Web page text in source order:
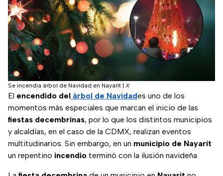
Se incendia árbol de Navidad en Nayarit X
El encendido del árbol de Navidades uno de los
momentos más especiales que marcan el inicio de las
fiestas decembrinas, por lo que los distintos municipios
y alcaldías, en el caso de la CDMX, realizan eventos
multitudinarios. Sin embargo, en un municipio de Nayarit
un repentino incendio terminó con la ilusión navideña.